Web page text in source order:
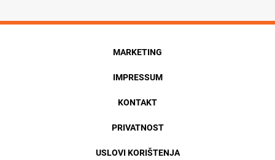
MARKETING
IMPRESSUM
KONTAKT
PRIVATNOST
USLOVI KORIŠTENJA